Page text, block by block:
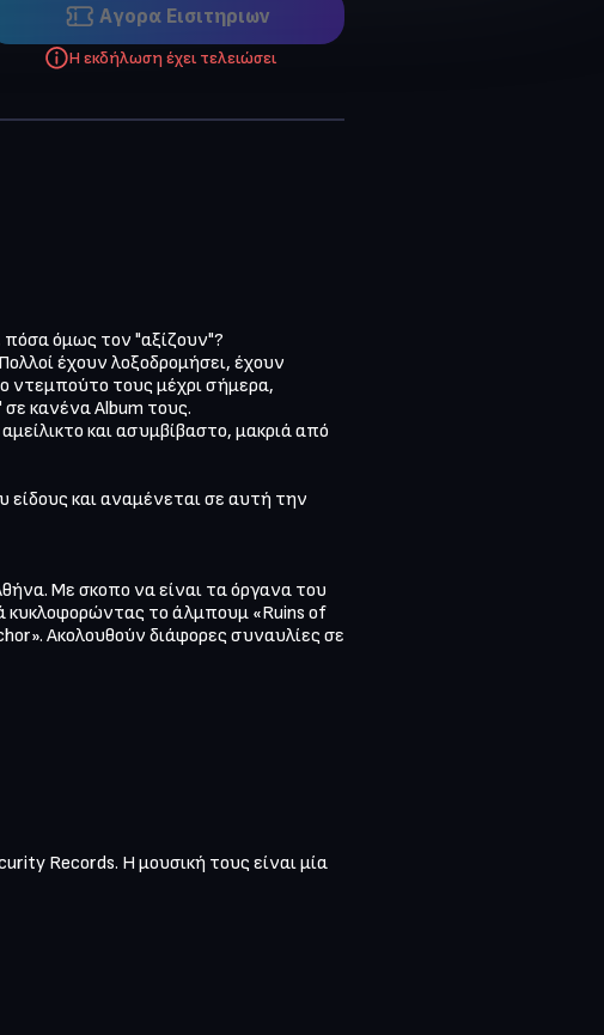
Αγορα Eισιτηριων
Η εκδήλωση έχει τελειώσει
πόσα όμως τον "αξίζουν"?
έχουν λοξοδρομήσει, έχουν
ντεμπούτο τους μέχρι σήμερα,
κανένα Album τους.
και ασυμβίβαστο, μακριά από
και αναμένεται σε αυτή την
Με σκοπο να είναι τα όργανα του
κυκλοφορώντας το άλμπουμ «Ruins of
Ακολουθούν διάφορες συναυλίες σε
Records. Η μουσική τους είναι μία